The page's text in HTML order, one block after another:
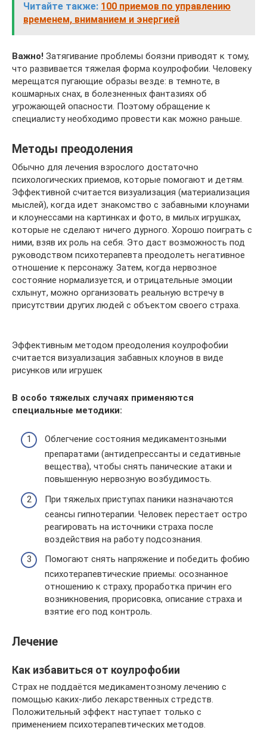
Читайте также: 100 приемов по управлению
временем, вниманием и энергией
Важно! Затягивание проблемы боязни приводят к тому,
что развивается тяжелая форма коулрофобии. Человеку
мерещатся пугающие образы везде: в темноте, в
кошмарных снах, в болезненных фантазиях об
угрожающей опасности. Поэтому обращение к
специалисту необходимо провести как можно раньше.
Методы преодоления
Обычно для лечения взрослого достаточно
психологических приемов, которые помогают и детям.
Эффективной считается визуализация (материализация
мыслей), когда идет знакомство с забавными клоунами
и клоунессами на картинках и фото, в милых игрушках,
которые не сделают ничего дурного. Хорошо поиграть с
ними, взяв их роль на себя. Это даст возможность под
руководством психотерапевта преодолеть негативное
отношение к персонажу. Затем, когда нервозное
состояние нормализуется, и отрицательные эмоции
схлынут, можно организовать реальную встречу в
присутствии других людей с объектом своего страха.
Эффективным методом преодоления коулрофобии
считается визуализация забавных клоунов в виде
рисунков или игрушек
В особо тяжелых случаях применяются
специальные методики:
Облегчение состояния медикаментозными
препаратами (антидепрессанты и седативные
вещества), чтобы снять панические атаки и
повышенную нервозную возбудимость.
При тяжелых приступах паники назначаются
сеансы гипнотерапии. Человек перестает остро
реагировать на источники страха после
воздействия на работу подсознания.
Помогают снять напряжение и победить фобию
психотерапевтические приемы: осознанное
отношению к страху, проработка причин его
возникновения, прорисовка, описание страха и
взятие его под контроль.
Лечение
Как избавиться от коулрофобии
Страх не поддаётся медикаментозному лечению с
помощью каких-либо лекарственных стредств.
Положительный эффект наступает только с
применением психотерапевтических методов.